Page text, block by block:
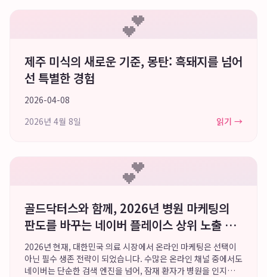
💕
제주 미식의 새로운 기준, 몽탄: 흑돼지를 넘어
선 특별한 경험
2026-04-08
2026년 4월 8일
읽기 →
💕
골드닥터스와 함께, 2026년 병원 마케팅의
판도를 바꾸는 네이버 플레이스 상위 노출 전
략
2026년 현재, 대한민국 의료 시장에서 온라인 마케팅은 선택이
아닌 필수 생존 전략이 되었습니다. 수많은 온라인 채널 중에서도
네이버는 단순한 검색 엔진을 넘어, 잠재 환자가 병원을 인지하